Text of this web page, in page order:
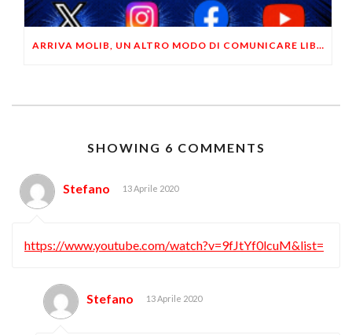
ARRIVA MOLIB, UN ALTRO MODO DI COMUNICARE LIBERTARIO
SHOWING 6 COMMENTS
Stefano 13 Aprile 2020
https://www.youtube.com/watch?v=9fJtYf0lcuM&list=
Stefano 13 Aprile 2020